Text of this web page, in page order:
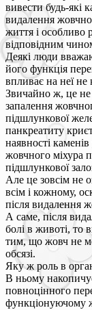
вивести будь-які
видалення
життя і особливо
відповідним
Деякі люди
його функція
впливає на неї
Звичайно ж, це не
запалення
підшлункової
панкреатиту
наявності
жовчного міхура
підшлункової
Але це зовсім не
всім і кожному,
після видалення
А саме, після
болі в животі, то
тим, що жовч не
обсязі.
Яку ж роль в
В ньому
повноцінного
функціонуючому